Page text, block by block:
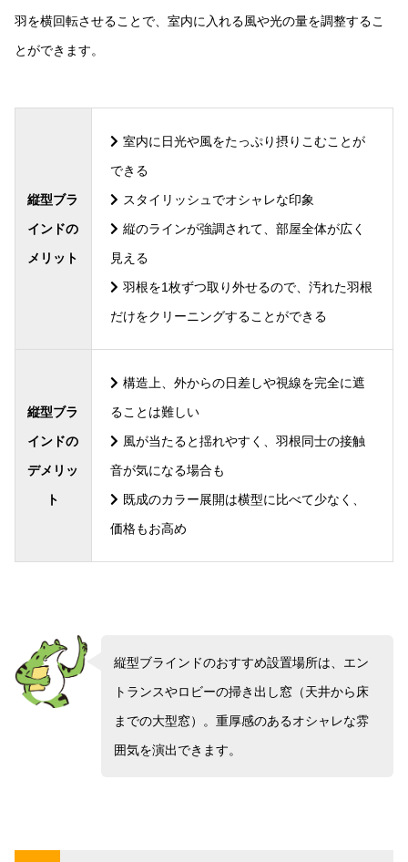
羽を横回転させることで、室内に入れる風や光の量を調整するこ
とができます。
縦型ブラ
インドの
メリット
室内に日光や風をたっぷり摂りこむことが
できる
スタイリッシュでオシャレな印象
縦のラインが強調されて、部屋全体が広く
見える
羽根を1枚ずつ取り外せるので、汚れた羽根
だけをクリーニングすることができる
縦型ブラ
インドの
デメリッ
ト
構造上、外からの日差しや視線を完全に遮
ることは難しい
風が当たると揺れやすく、羽根同士の接触
音が気になる場合も
既成のカラー展開は横型に比べて少なく、
価格もお高め
縦型ブラインドのおすすめ設置場所は、エン
トランスやロビーの掃き出し窓（天井から床
までの大型窓）。重厚感のあるオシャレな雰
囲気を演出できます。